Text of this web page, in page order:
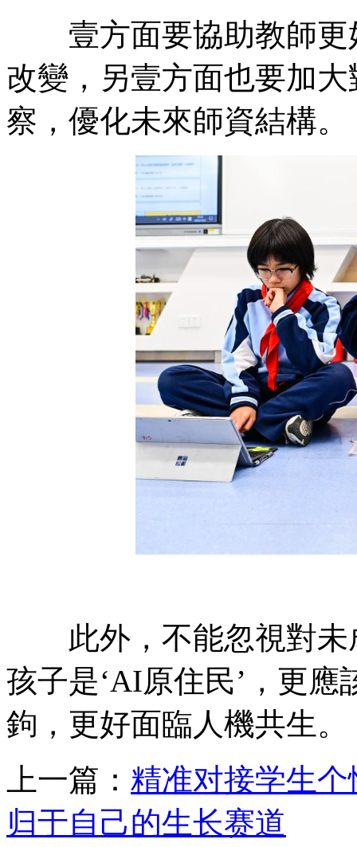
壹方面要協助教師更
改變，另壹方面也要加
察，優化未來師資結構。
此外，不能忽視對未
孩子是‘AI原住民’，更
鉤，更好面臨人機共生。
上一篇： 精准对接学生
归于自己的生长赛道